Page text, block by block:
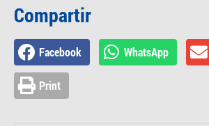
Compartir
Facebook WhatsApp
Print